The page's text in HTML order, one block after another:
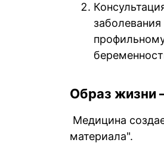
Образ жизни
Медицина
материала".